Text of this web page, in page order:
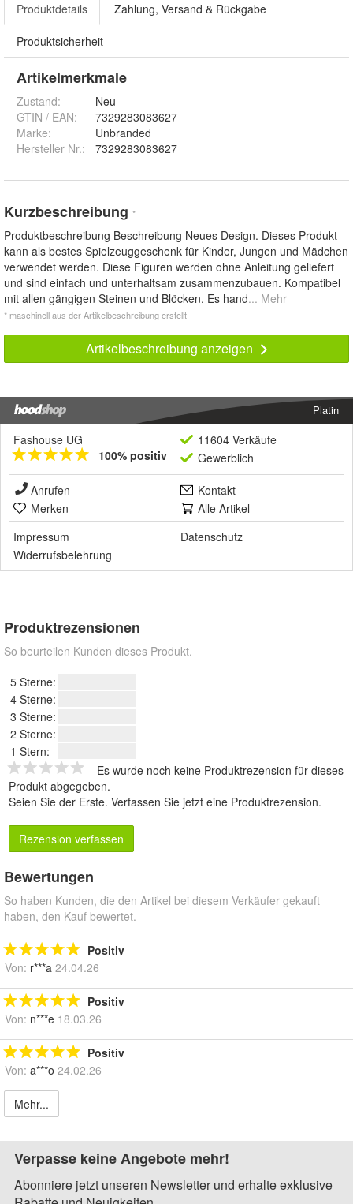
Produktdetails Zahlung, Versand & Rückgabe
Produktsicherheit
Artikelmerkmale
Zustand:
Neu
GTIN / EAN:
7329283083627
Marke:
Unbranded
Hersteller Nr.:
7329283083627
Kurzbeschreibung *
Produktbeschreibung Beschreibung Neues Design. Dieses Produkt
kann als bestes Spielzeuggeschenk für Kinder, Jungen und Mädchen
verwendet werden. Diese Figuren werden ohne Anleitung geliefert
und sind einfach und unterhaltsam zusammenzubauen. Kompatibel
mit allen gängigen Steinen und Blöcken. Es hand... Mehr
* maschinell aus der Artikelbeschreibung erstellt
Artikelbeschreibung anzeigen
Platin
Fashouse UG
100% positiv
11604 Verkäufe
Gewerblich
Anrufen
Kontakt
Merken
Alle Artikel
Impressum
Datenschutz
Widerrufsbelehrung
Produktrezensionen
So beurteilen Kunden dieses Produkt.
5 Sterne:
4 Sterne:
3 Sterne:
2 Sterne:
1 Stern:
Es wurde noch keine Produktrezension für dieses
Produkt abgegeben.
Seien Sie der Erste. Verfassen Sie jetzt eine Produktrezension.
Rezension verfassen
Bewertungen
So haben Kunden, die den Artikel bei diesem Verkäufer gekauft
haben, den Kauf bewertet.
Positiv
Von: r***a 24.04.26
Positiv
Von: n***e 18.03.26
Positiv
Von: a***o 24.02.26
Mehr...
Verpasse keine Angebote mehr!
Abonniere jetzt unseren Newsletter und erhalte exklusive